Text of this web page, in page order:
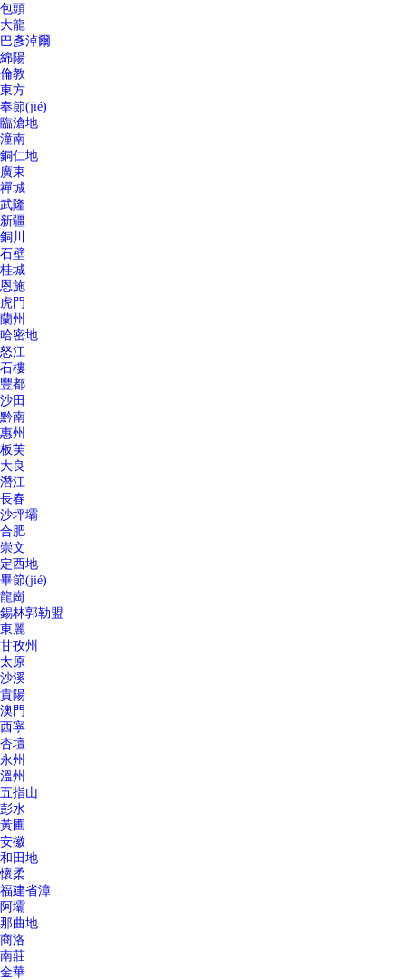
包頭
大龍
巴彥淖爾
綿陽
倫教
東方
奉節(jié)
臨滄地
潼南
銅仁地
廣東
禪城
武隆
新疆
銅川
石壁
桂城
恩施
虎門
蘭州
哈密地
怒江
石樓
豐都
沙田
黔南
惠州
板芙
大良
潛江
長春
沙坪壩
合肥
崇文
定西地
畢節(jié)
龍崗
錫林郭勒盟
東麗
甘孜州
太原
沙溪
貴陽
澳門
西寧
杏壇
永州
溫州
五指山
彭水
黃圃
安徽
和田地
懷柔
福建省漳
阿壩
那曲地
商洛
南莊
金華